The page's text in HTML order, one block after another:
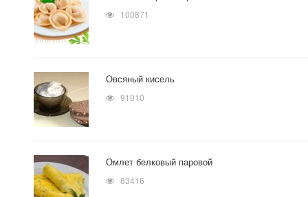
100871
Овсяный кисель
91010
Омлет белковый паровой
83416